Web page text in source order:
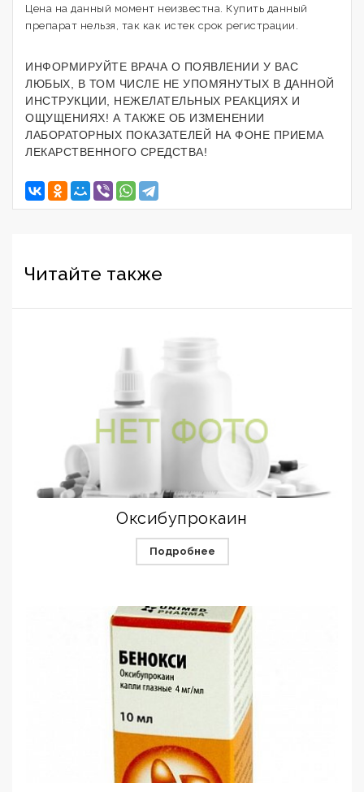
Цена на данный момент неизвестна. Купить данный
препарат нельзя, так как истек срок регистрации.
ИНФОРМИРУЙТЕ ВРАЧА О ПОЯВЛЕНИИ У ВАС
ЛЮБЫХ, В ТОМ ЧИСЛЕ НЕ УПОМЯНУТЫХ В ДАННОЙ
ИНСТРУКЦИИ, НЕЖЕЛАТЕЛЬНЫХ РЕАКЦИЯХ И
ОЩУЩЕНИЯХ! А ТАКЖЕ ОБ ИЗМЕНЕНИИ
ЛАБОРАТОРНЫХ ПОКАЗАТЕЛЕЙ НА ФОНЕ ПРИЕМА
ЛЕКАРСТВЕННОГО СРЕДСТВА!
Читайте также
Оксибупрокаин
Подробнее